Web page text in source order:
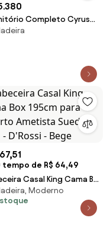
Completo Cyrus
Móveis -
tempo de R$ 64,49
Casal King Cama Box
M11 - D'Rossi - Bege
Moderno